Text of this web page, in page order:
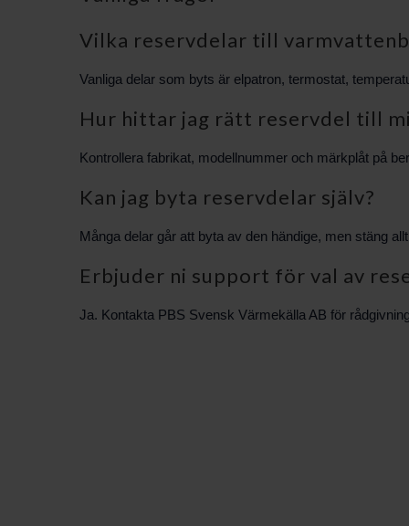
Vilka reservdelar till
Vanliga delar som byts är elpatron, termostat,
Hur hittar jag rätt reservdel till
Kontrollera fabrikat, modellnummer och märkplåt på
Kan jag byta reservdelar själv?
Många delar går att byta av den händige, men stäng
Erbjuder ni support för val av
Ja. Kontakta PBS Svensk Värmekälla AB för